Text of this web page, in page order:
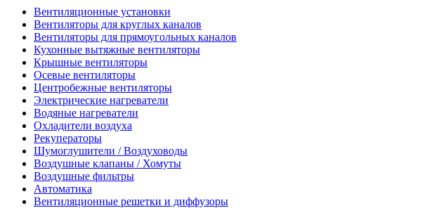
Вентиляционные установки
Вентиляторы для круглых каналов
Вентиляторы для прямоугольных каналов
Кухонные вытяжные вентиляторы
Крышные вентиляторы
Осевые вентиляторы
Центробежные вентиляторы
Электрические нагреватели
Водяные нагреватели
Охладители воздуха
Рекуператоры
Шумоглушители / Воздуховоды
Воздушные клапаны / Хомуты
Воздушные фильтры
Автоматика
Вентиляционные решетки и диффузоры